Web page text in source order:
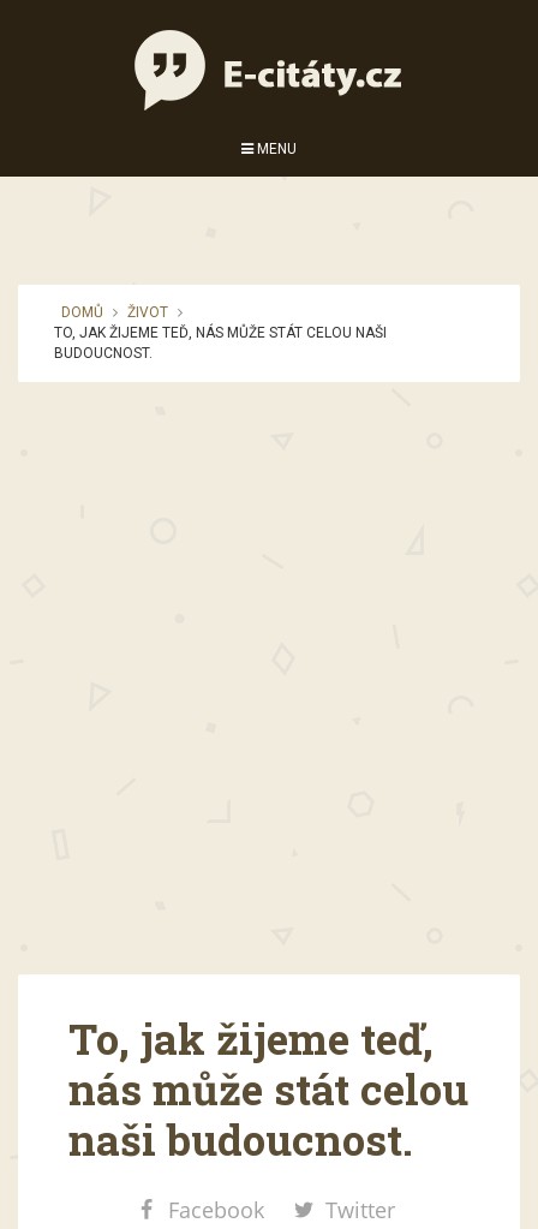
MENU
DOMŮ
ŽIVOT
TO, JAK ŽIJEME TEĎ, NÁS MŮŽE STÁT CELOU NAŠI
BUDOUCNOST.
To, jak žijeme teď,
nás může stát celou
naši budoucnost.
Facebook
Twitter